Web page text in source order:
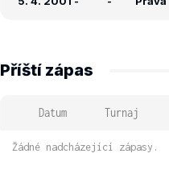
Příští zápas
Datum Turnaj
Žádné nadcházející zápasy.